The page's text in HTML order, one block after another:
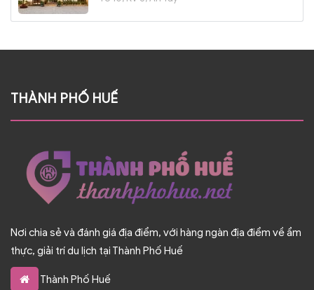
THÀNH PHỐ HUẾ
Nơi chia sẻ và đánh giá địa điểm, với hàng ngàn địa điểm về ẩm
thực, giải trí du lịch tại Thành Phố Huế
Thành Phố Huế